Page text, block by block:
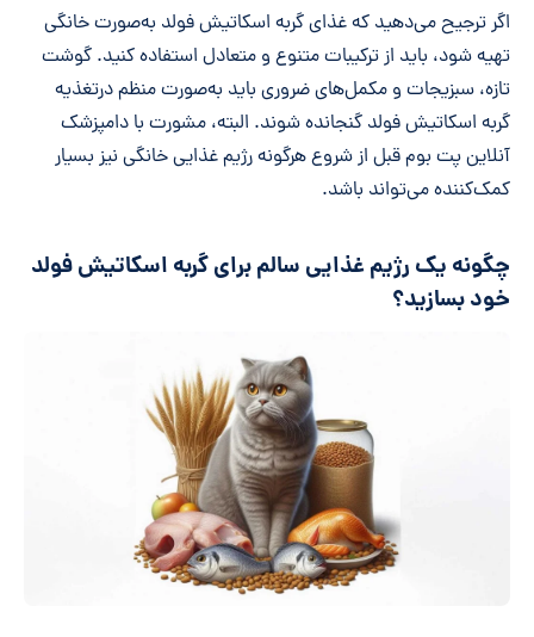
اگر ترجیح می‌دهید که غذای گربه اسکاتیش فولد به‌صورت خانگی
تهیه شود، باید از ترکیبات متنوع و متعادل استفاده کنید. گوشت
تازه، سبزیجات و مکمل‌های ضروری باید به‌صورت منظم درتغذیه
گربه اسکاتیش فولد گنجانده شوند. البته، مشورت با دامپزشک
آنلاین پت بوم قبل از شروع هرگونه رژیم غذایی خانگی نیز بسیار
کمک‌کننده می‌تواند باشد.
چگونه یک رژیم غذایی سالم برای گربه اسکاتیش فولد
خود بسازید؟